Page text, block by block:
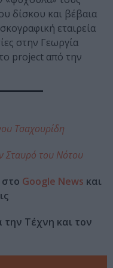
δίσκου και βέβαια
εταιρεία
στην Γεωργία
project από την
Τσαχουρίδη
Σταυρό του Νότου
Google News και
την Τέχνη και τον